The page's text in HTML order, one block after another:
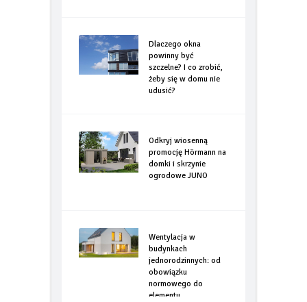
Dlaczego okna
powinny być
szczelne? I co zrobić,
żeby się w domu nie
udusić?
Odkryj wiosenną
promocję Hörmann na
domki i skrzynie
ogrodowe JUNO
Wentylacja w
budynkach
jednorodzinnych: od
obowiązku
normowego do
elementu